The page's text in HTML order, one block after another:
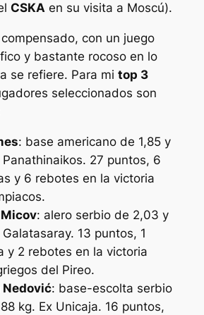
CSKAen su visita a Moscú).
con un juego
y bastante rocoso en lo
se refiere. Para mi top 3
seleccionados son
: base americano de 1,85 y
Panathinaikos. 27 puntos, 6
y 6 rebotes en la victoria
: alero serbio de 2,03 y
13 puntos, 1
y 2 rebotes en la victoria
del Pireo.
Nedović: base-escolta serbio
kg. Ex Unicaja. 16 puntos,